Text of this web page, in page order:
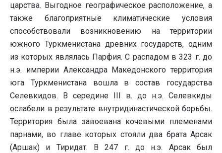
царства. Выгодное географическое расположение, а
также благоприятные климатические условия
способствовали возникновению на территории
южного Туркменистана древних государств, одним
из которых являлась Парфия. С распадом в 323 г. до
н.э. империи Александра Македонского территория
юга Туркменистана вошла в состав государства
Селевкидов. В середине III в. до н.э. Селевкиды
ослабели в результате внутридинастической борьбы.
Территория была завоевана кочевыми племенами
парнами, во главе которых стояли два брата Арсак
(Аршак) и Тиридат. В 247 г. до н.э. Арсак был